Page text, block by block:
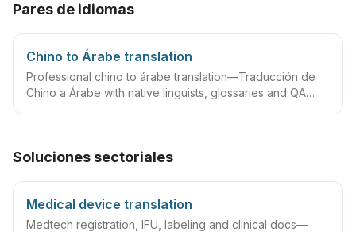
Pares de idiomas
Chino to Árabe translation
Professional chino to árabe translation—Traducción de
Chino a Árabe with native linguists, glossaries and QA
Soluciones sectoriales
Medical device translation
Medtech registration, IFU, labeling and clinical docs—